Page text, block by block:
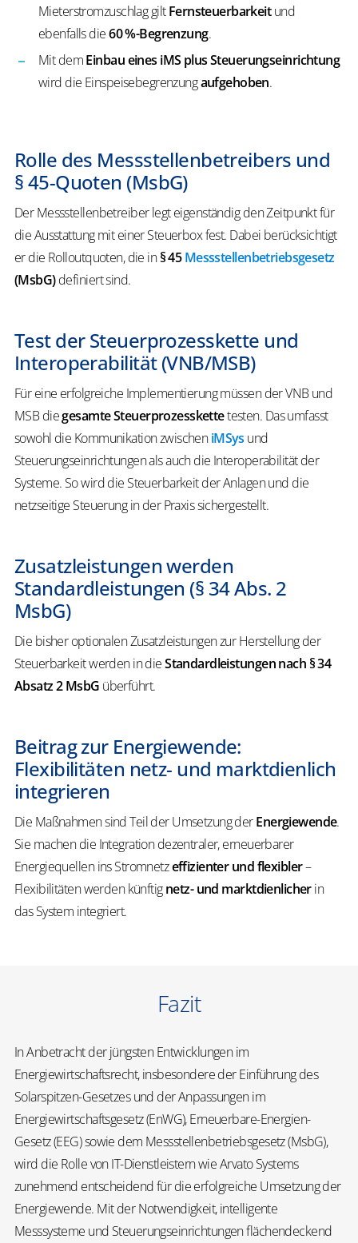
Mieterstromzuschlag giltFernsteuerbarkeitund
ebenfalls die60 %-Begrenzung.
Mit demEinbau eines iMS plus Steuerungseinrichtung
wird die Einspeisebegrenzungaufgehoben.
Rolle des Messstellenbetreibers und
§ 45-Quoten (MsbG)
Der Messstellenbetreiber legt eigenständig den Zeitpunkt für
die Ausstattung mit einer Steuerbox fest. Dabei berücksichtigt
er die Rolloutquoten, die in§ 45Messstellenbetriebsgesetz
(MsbG)definiert sind.
Test der Steuerprozesskette und
Interoperabilität (VNB/MSB)
Für eine erfolgreiche Implementierung müssen der VNB und
MSB diegesamte Steuerprozesskettetesten. Das umfasst
sowohl die Kommunikation zwischeniMSys und
Steuerungseinrichtungen als auch die Interoperabilität der
Systeme. So wird die Steuerbarkeit der Anlagen und die
netzseitige Steuerung in der Praxis sichergestellt.
Zusatzleistungen werden
Standardleistungen (§ 34 Abs. 2
MsbG)
Die bisher optionalen Zusatzleistungen zur Herstellung der
Steuerbarkeit werden in dieStandardleistungen nach § 34
Absatz 2 MsbG überführt.
Beitrag zur Energiewende:
Flexibilitäten netz- und marktdienlich
integrieren
Die Maßnahmen sind Teil der Umsetzung derEnergiewende.
Sie machen die Integration dezentraler, erneuerbarer
Energiequellen ins Stromnetzeffizienter und flexibler–
Flexibilitäten werden künftignetz- und marktdienlicherin
das System integriert.
Fazit
In Anbetracht der jüngsten Entwicklungen im
Energiewirtschaftsrecht, insbesondere der Einführung des
Solarspitzen-Gesetzes und der Anpassungen im
Energiewirtschaftsgesetz (EnWG), Erneuerbare-Energien-
Gesetz (EEG) sowie dem Messstellenbetriebsgesetz (MsbG),
wird die Rolle von IT-Dienstleistern wie Arvato Systems
zunehmend entscheidend für die erfolgreiche Umsetzung der
Energiewende. Mit der Notwendigkeit, intelligente
Messsysteme und Steuerungseinrichtungen flächendeckend